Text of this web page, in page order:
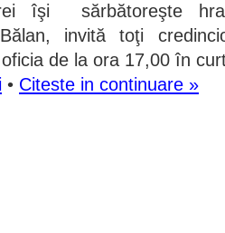
îşi sărbătoreşte
Bălan, invită toţi
de la ora 17,00 în
• Citeste in continuare »